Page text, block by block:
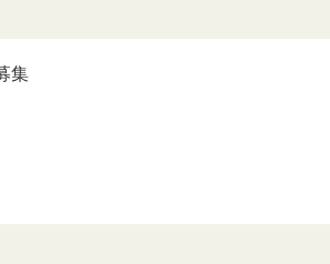
集